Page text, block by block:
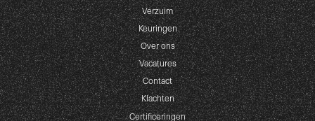
Verzuim
Keuringen
Over ons
Vacatures
Contact
Klachten
Certificeringen